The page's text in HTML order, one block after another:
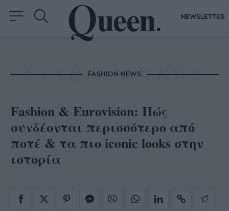
NEWSLETTER
FASHION NEWS
Fashion & Eurovision: Πώς
συνδέονται περισσότερο από
ποτέ & τα πιο iconic looks στην
ιστορία